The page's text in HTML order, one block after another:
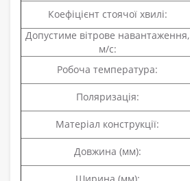
Коефіцієнт стоячої хвилі:
Допустиме вітрове навантаження,
м/с:
Робоча температура:
Поляризація:
Матеріал конструкції:
Довжина (мм):